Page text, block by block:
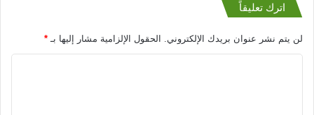
اترك تعليقاً
لن يتم نشر عنوان بريدك الإلكتروني. الحقول الإلزامية مشار إليها بـ *